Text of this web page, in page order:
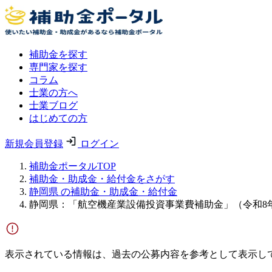
補助金を探す
専門家を探す
コラム
士業の方へ
士業ブログ
はじめての方
新規会員登録 ログイン
補助金ポータルTOP
補助金・助成金・給付金をさがす
静岡県 の補助金・助成金・給付金
静岡県：「航空機産業設備投資事業費補助金」（令和8
表示されている情報は、過去の公募内容を参考として表示し